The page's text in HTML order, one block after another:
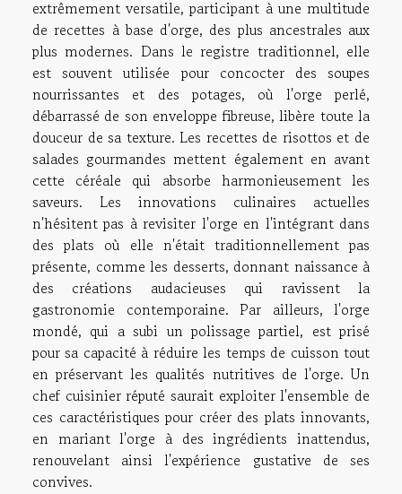
extrêmement versatile, participant à une multitude
de recettes à base d'orge, des plus ancestrales aux
plus modernes. Dans le registre traditionnel, elle
est souvent utilisée pour concocter des soupes
nourrissantes et des potages, où l'orge perlé,
débarrassé de son enveloppe fibreuse, libère toute la
douceur de sa texture. Les recettes de risottos et de
salades gourmandes mettent également en avant
cette céréale qui absorbe harmonieusement les
saveurs. Les innovations culinaires actuelles
n'hésitent pas à revisiter l'orge en l'intégrant dans
des plats où elle n'était traditionnellement pas
présente, comme les desserts, donnant naissance à
des créations audacieuses qui ravissent la
gastronomie contemporaine. Par ailleurs, l'orge
mondé, qui a subi un polissage partiel, est prisé
pour sa capacité à réduire les temps de cuisson tout
en préservant les qualités nutritives de l'orge. Un
chef cuisinier réputé saurait exploiter l'ensemble de
ces caractéristiques pour créer des plats innovants,
en mariant l'orge à des ingrédients inattendus,
renouvelant ainsi l'expérience gustative de ses
convives.